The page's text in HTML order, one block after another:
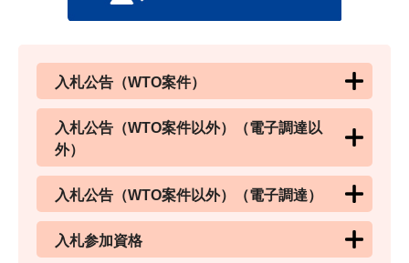
入札公告（WTO案件）
入札公告（WTO案件以外）（電子調達以
外）
入札公告（WTO案件以外）（電子調達）
入札参加資格